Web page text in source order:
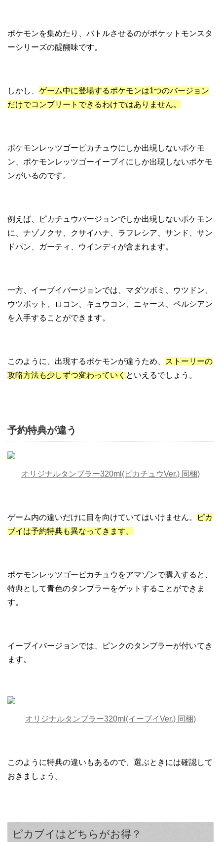
ポケモンを集めたり、バトルさせるのがポケットモンスタ
ーシリーズの醍醐味です。
しかし、 ゲーム中に登場するポケモンは1つのバージョン
だけでコンプリートできるわけではありません。
ポケモンレッツゴーピカチュウにしか出現しないポケモ
ン、ポケモンレッツゴーイーブイにしか出現しないポケモ
ンがいるのです。
例えば、ピカチュウバージョンでしか出現しないポケモン
に、ナゾノクサ、クサイハナ、ラフレシア、サンド、サン
ドパン、ガーティ、ウインディが含まれます。
一方、イーブイバージョンでは、マダツボミ、ウツドン、
ウツボット、ロコン、キュウコン、ニャース、ペルシアン
を入手することができます。
このように、出現するポケモンが違うため、
ストーリーの
攻略方法も少しずつ変わっていく といえるでしょう。
予約特典が違う
オリジナルタンブラー320ml(ピカチュウVer.) 同梱)
ゲーム内の違いだけに目を向けていてはいけません。
ピカ
ブイは予約特典も異なってきます。
ポケモンレッツゴーピカチュウをアマゾンで購入すると、
特典として青色のタンブラーをゲットすることができま
す。
イーブイバージョンでは、ピンクのタンブラーが付いてき
ます。
オリジナルタンブラー320ml(イーブイVer.) 同梱)
このように特典の違いもあるので、選ぶときには確認して
おきましょう。
ピカブイはどちらがお得？